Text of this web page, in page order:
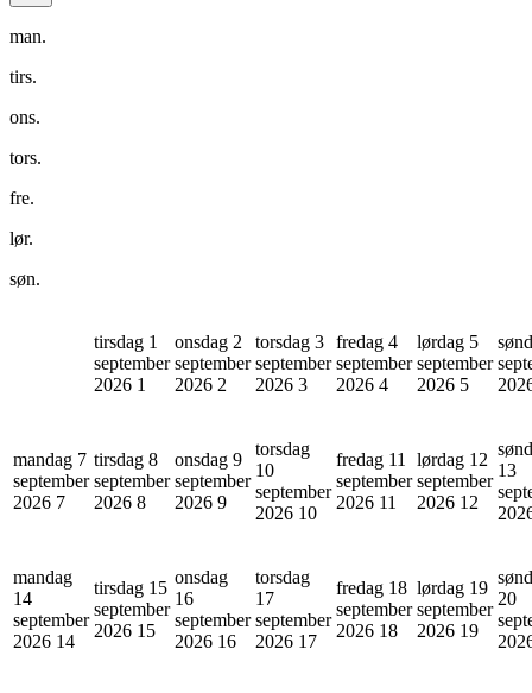
man.
tirs.
ons.
tors.
fre.
lør.
søn.
tirsdag 1
september
2026 1
onsdag 2
september
2026 2
torsdag 3
september
2026 3
fredag 4
september
2026 4
lørdag 5
september
2026 5
mandag 7
september
2026 7
tirsdag 8
september
2026 8
onsdag 9
september
2026 9
torsdag
10
september
2026 10
fredag 11
september
2026 11
lørdag 12
september
2026 12
13
mandag
14
september
2026 14
tirsdag 15
september
2026 15
onsdag
16
september
2026 16
torsdag
17
september
2026 17
fredag 18
september
2026 18
lørdag 19
september
2026 19
20